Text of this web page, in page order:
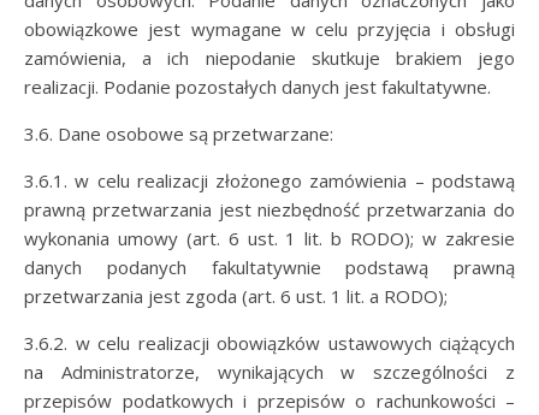
obowiązkowe jest wymagane w celu przyjęcia i obsługi
zamówienia, a ich niepodanie skutkuje brakiem jego
realizacji. Podanie pozostałych danych jest fakultatywne.
3.6. Dane osobowe są przetwarzane:
3.6.1. w celu realizacji złożonego zamówienia – podstawą
prawną przetwarzania jest niezbędność przetwarzania do
wykonania umowy (art. 6 ust. 1 lit. b RODO); w zakresie
danych podanych fakultatywnie podstawą prawną
przetwarzania jest zgoda (art. 6 ust. 1 lit. a RODO);
3.6.2. w celu realizacji obowiązków ustawowych ciążących
na Administratorze, wynikających w szczególności z
przepisów podatkowych i przepisów o rachunkowości –